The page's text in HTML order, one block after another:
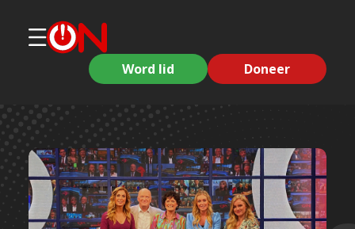
Word lid Doneer